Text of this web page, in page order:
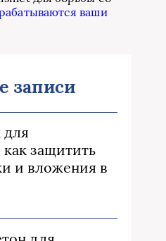
ваши
записи
для
защитить
и вложения в